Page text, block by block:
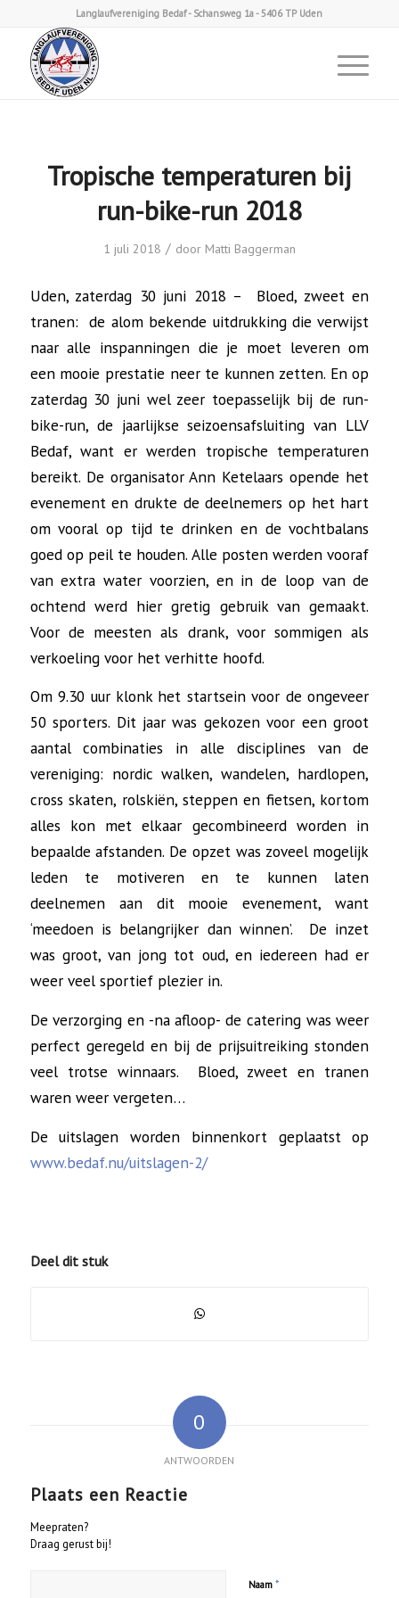
Langlaufvereniging Bedaf - Schansweg 1a - 5406 TP Uden
Tropische temperaturen bij
run-bike-run 2018
1 juli 2018 / door Matti Baggerman
Uden, zaterdag 30 juni 2018 – Bloed, zweet en
tranen: de alom bekende uitdrukking die verwijst
naar alle inspanningen die je moet leveren om
een mooie prestatie neer te kunnen zetten. En op
zaterdag 30 juni wel zeer toepasselijk bij de run-
bike-run, de jaarlijkse seizoensafsluiting van LLV
Bedaf, want er werden tropische temperaturen
bereikt. De organisator Ann Ketelaars opende het
evenement en drukte de deelnemers op het hart
om vooral op tijd te drinken en de vochtbalans
goed op peil te houden. Alle posten werden vooraf
van extra water voorzien, en in de loop van de
ochtend werd hier gretig gebruik van gemaakt.
Voor de meesten als drank, voor sommigen als
verkoeling voor het verhitte hoofd.
Om 9.30 uur klonk het startsein voor de ongeveer
50 sporters. Dit jaar was gekozen voor een groot
aantal combinaties in alle disciplines van de
vereniging: nordic walken, wandelen, hardlopen,
cross skaten, rolskiën, steppen en fietsen, kortom
alles kon met elkaar gecombineerd worden in
bepaalde afstanden. De opzet was zoveel mogelijk
leden te motiveren en te kunnen laten
deelnemen aan dit mooie evenement, want
‘meedoen is belangrijker dan winnen’. De inzet
was groot, van jong tot oud, en iedereen had er
weer veel sportief plezier in.
De verzorging en -na afloop- de catering was weer
perfect geregeld en bij de prijsuitreiking stonden
veel trotse winnaars. Bloed, zweet en tranen
waren weer vergeten…
De uitslagen worden binnenkort geplaatst op
www.bedaf.nu/uitslagen-2/
Deel dit stuk
0
ANTWOORDEN
Plaats een Reactie
Meepraten?
Draag gerust bij!
Naam *